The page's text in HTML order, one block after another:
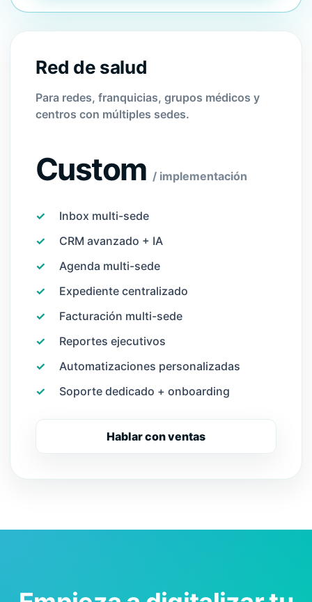
Red de salud
Para redes, franquicias, grupos médicos y
centros con múltiples sedes.
Custom/ implementación
✓
Inbox multi-sede
✓
CRM avanzado + IA
✓
Agenda multi-sede
✓
Expediente centralizado
✓
Facturación multi-sede
✓
Reportes ejecutivos
✓
Automatizaciones personalizadas
✓
Soporte dedicado + onboarding
Hablar con ventas